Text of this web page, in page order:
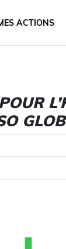
ACTIONS